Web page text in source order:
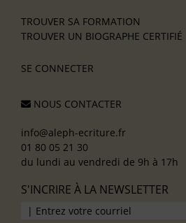
TROUVER SA FORMATION
TROUVER UN BIOGRAPHE CERTIFIÉ
SE CONNECTER
NOUS CONTACTER
info@aleph-ecriture.fr
01 80 05 21 30
du lundi au vendredi de 9h à 17h
S'INCRIRE À LA NEWSLETTER